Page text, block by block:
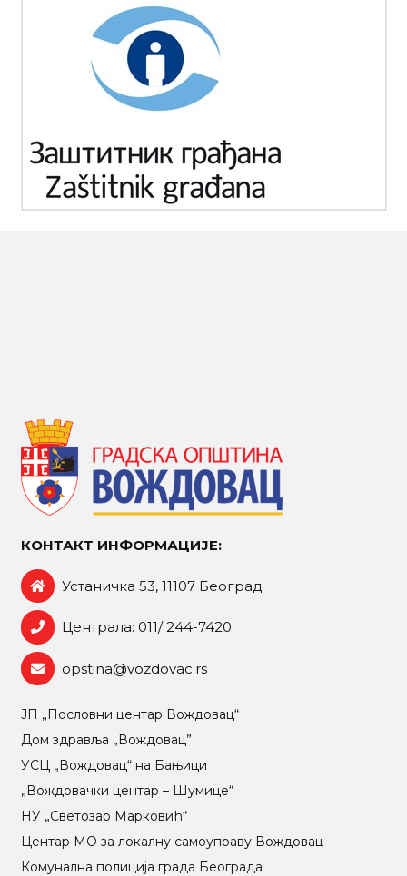
КОНТАКТ ИНФОРМАЦИЈЕ:
Устаничка 53, 11107 Београд
Централа: 011/ 244-7420
opstina@vozdovac.rs
ЈП „Пословни центар Вождовац“
Дом здравља „Вождовац”
УСЦ „Вождовац“ на Бањици
„Вождовачки центар – Шумице“
НУ „Светозар Марковић“
Центар МO за локалну самоуправу Вождовац
Комунална полиција града Београда